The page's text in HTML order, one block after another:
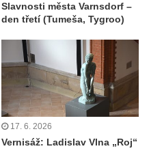
Slavnosti města Varnsdorf –
den třetí (Tumeša, Tygroo)
17. 6. 2026
Vernisáž: Ladislav Vlna „Roj“